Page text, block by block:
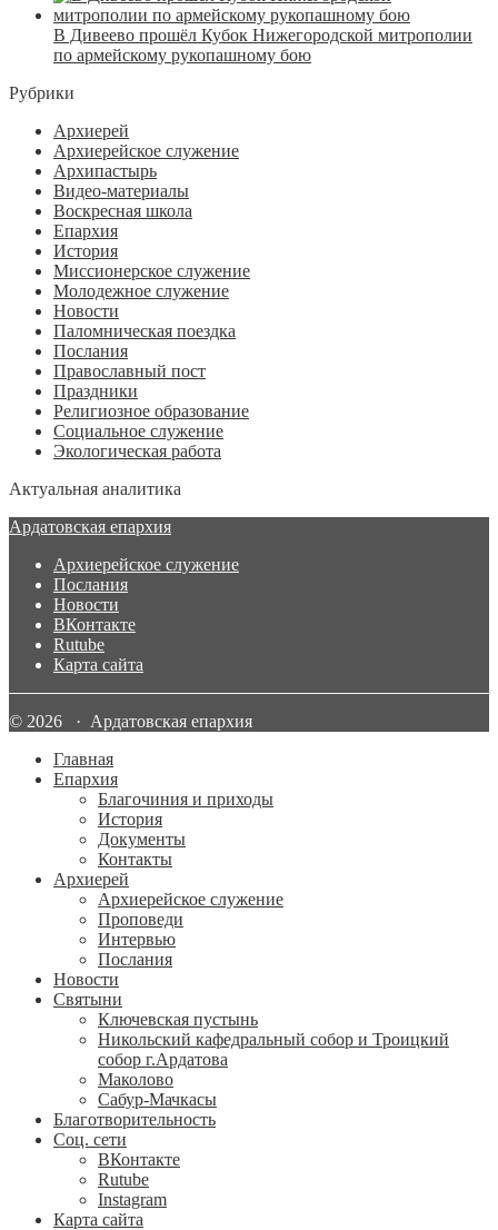
В Дивеево прошёл Кубок Нижегородской митрополии
по армейскому рукопашному бою
Рубрики
Архиерей
Архиерейское служение
Архипастырь
Видео-материалы
Воскресная школа
Епархия
История
Миссионерское служение
Молодежное служение
Новости
Паломническая поездка
Послания
Православный пост
Праздники
Религиозное образование
Социальное служение
Экологическая работа
Актуальная аналитика
Ардатовская епархия
Архиерейское служение
Послания
Новости
ВКонтакте
Rutube
Карта сайта
© 2026 · Ардатовская епархия
Главная
Епархия
Благочиния и приходы
История
Документы
Контакты
Архиерей
Архиерейское служение
Проповеди
Интервью
Послания
Новости
Святыни
Ключевская пустынь
Никольский кафедральный собор и Троицкий
собор г.Ардатова
Маколово
Сабур-Мачкасы
Благотворительность
Соц. сети
ВКонтакте
Rutube
Instagram
Карта сайта